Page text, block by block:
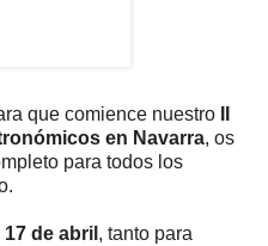
que comience nuestro
en Navarra, os
para todos los
de abril , tanto para